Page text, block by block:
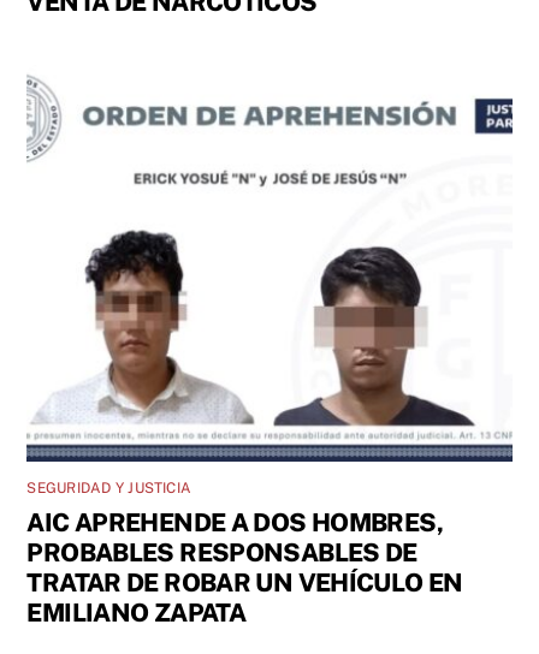
SEGURIDAD Y JUSTICIA
AIC APREHENDE A DOS HOMBRES,
PROBABLES RESPONSABLES DE
TRATAR DE ROBAR UN VEHÍCULO EN
EMILIANO ZAPATA